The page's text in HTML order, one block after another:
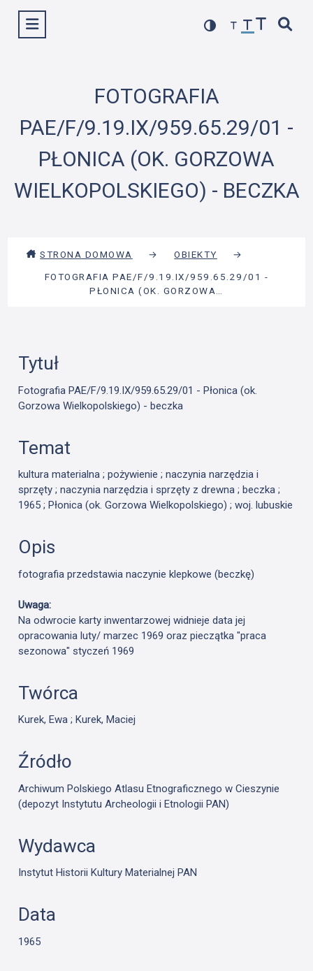
Wyświetl menu
FOTOGRAFIA
PAE/F/9.19.IX/959.65.29/01 -
PŁONICA (OK. GORZOWA
WIELKOPOLSKIEGO) - BECZKA
STRONA DOMOWA → OBIEKTY
→
FOTOGRAFIA PAE/F/9.19.IX/959.65.29/01 -
PŁONICA (OK. GORZOWA…
Tytuł
Fotografia PAE/F/9.19.IX/959.65.29/01 - Płonica (ok.
Gorzowa Wielkopolskiego) - beczka
Temat
kultura materialna ; pożywienie ; naczynia narzędzia i
sprzęty ;naczynia narzędzia i sprzęty z drewna ; beczka ;
1965 ; Płonica (ok. Gorzowa Wielkopolskiego) ; woj. lubuskie
Opis
fotografia przedstawia naczynie klepkowe (beczkę)
Uwaga:
Na odwrocie karty inwentarzowej widnieje data jej
opracowania luty/ marzec 1969 oraz pieczątka "praca
sezonowa" styczeń 1969
Twórca
Kurek, Ewa ; Kurek, Maciej
Źródło
Archiwum Polskiego Atlasu Etnograficznego w Cieszynie
(depozyt Instytutu Archeologii i Etnologii PAN)
Wydawca
Instytut Historii Kultury Materialnej PAN
Data
1965